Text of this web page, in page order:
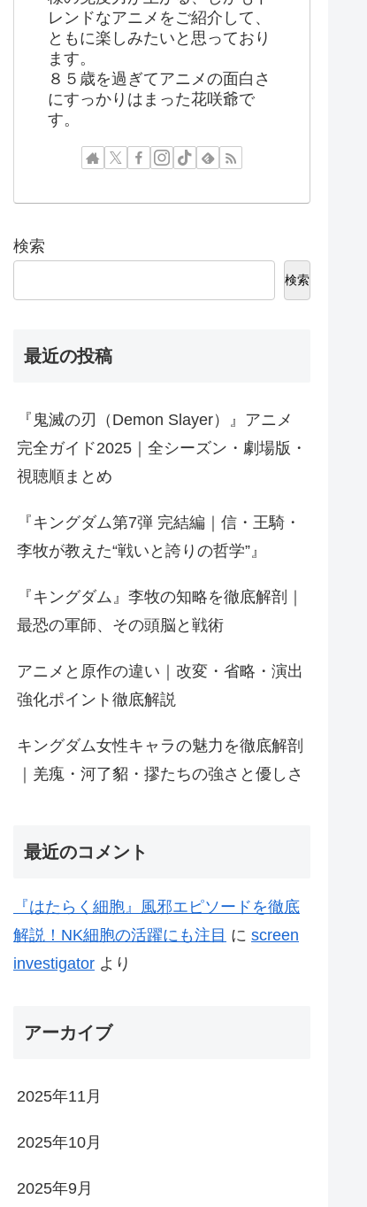
レンドなアニメをご紹介して、
ともに楽しみたいと思っており
ます。
８５歳を過ぎてアニメの面白さ
にすっかりはまった花咲爺で
す。
検索
検索
最近の投稿
『鬼滅の刃（Demon Slayer）』アニメ
完全ガイド2025｜全シーズン・劇場版・
視聴順まとめ
『キングダム第7弾 完結編｜信・王騎・
李牧が教えた“戦いと誇りの哲学”』
『キングダム』李牧の知略を徹底解剖｜
最恐の軍師、その頭脳と戦術
アニメと原作の違い｜改変・省略・演出
強化ポイント徹底解説
キングダム女性キャラの魅力を徹底解剖
｜羌瘣・河了貂・摎たちの強さと優しさ
最近のコメント
『はたらく細胞』風邪エピソードを徹底
解説！NK細胞の活躍にも注目 に screen
investigator より
アーカイブ
2025年11月
2025年10月
2025年9月